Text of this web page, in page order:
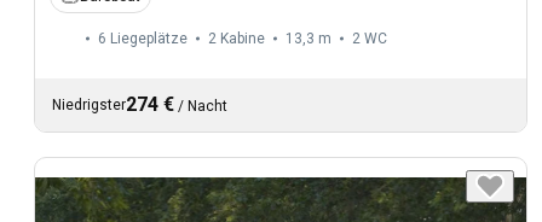
6 Liegeplätze 2 Kabine 13,3 m 2 WC
Niedrigster274 € / Nacht